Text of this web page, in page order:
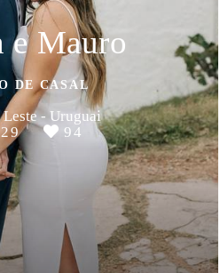
e Mauro
DE CASAL
Leste - Uruguai
94